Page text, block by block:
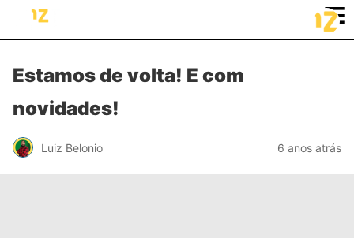
≡
Estamos de volta! E com
novidades!
Luiz Belonio 6 anos atrás